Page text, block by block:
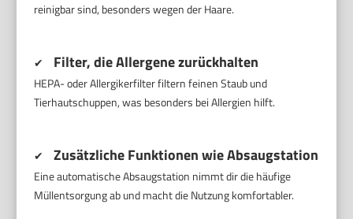
reinigbar sind, besonders wegen der Haare.
✔ Filter, die Allergene zurückhalten
HEPA- oder Allergikerfilter filtern feinen Staub und
Tierhautschuppen, was besonders bei Allergien hilft.
✔ Zusätzliche Funktionen wie Absaugstation
Eine automatische Absaugstation nimmt dir die häufige
Müllentsorgung ab und macht die Nutzung komfortabler.